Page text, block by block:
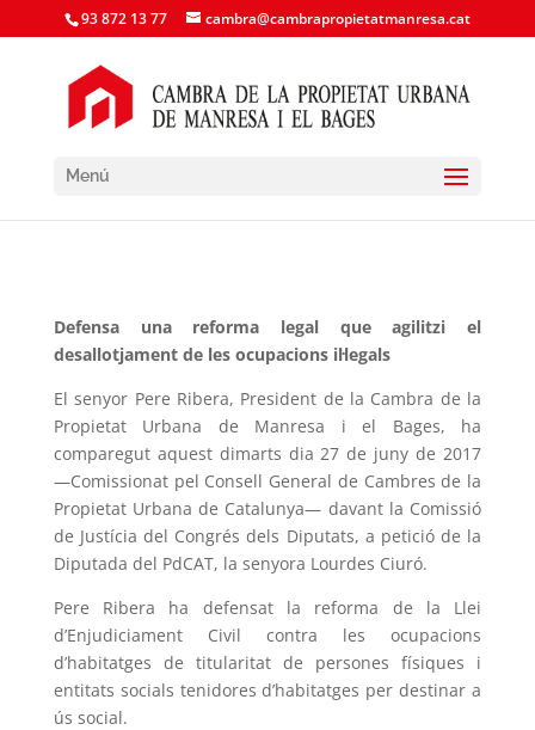
93 872 13 77 cambra@cambrapropietatmanresa.cat
Menú
Defensa una reforma legal que agilitzi el
desallotjament de les ocupacions il·legals
El senyor Pere Ribera, President de la Cambra de la
Propietat Urbana de Manresa i el Bages, ha
comparegut aquest dimarts dia 27 de juny de 2017
—Comissionat pel Consell General de Cambres de la
Propietat Urbana de Catalunya— davant la Comissió
de Justícia del Congrés dels Diputats, a petició de la
Diputada del PdCAT, la senyora Lourdes Ciuró.
Pere Ribera ha defensat la reforma de la Llei
d’Enjudiciament Civil contra les ocupacions
d’habitatges de titularitat de persones físiques i
entitats socials tenidores d’habitatges per destinar a
ús social.